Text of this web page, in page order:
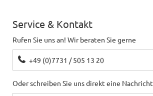
Service & Kontakt
Rufen Sie uns an! Wir beraten Sie gerne
+49 (0)7731 / 505 13 20
Oder schreiben Sie uns direkt eine Nachricht